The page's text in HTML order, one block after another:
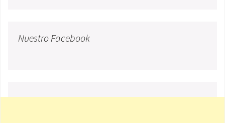
Nuestro Facebook